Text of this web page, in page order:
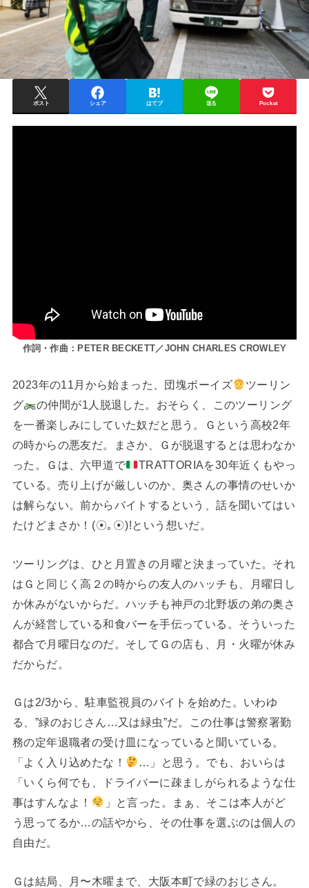
ポスト シェア はてブ 送る Pocket
作詞・作曲：PETER BECKETT／JOHN CHARLES CROWLEY
2023年の11月から始まった、団塊ボーイズ
ツーリン
グ
の仲間が1人脱退した。おそらく、このツーリング
を一番楽しみにしていた奴だと思う。Ｇという高校2年
の時からの悪友だ。まさか、Ｇが脱退するとは思わなか
った。Ｇは、六甲道で
TRATTORIAを30年近くもやっ
ている。売り上げが厳しいのか、奥さんの事情のせいか
は解らない。前からバイトするという、話を聞いてはい
たけどまさか！(⁠☉⁠｡⁠☉⁠)⁠!という想いだ。
ツーリングは、ひと月置きの月曜と決まっていた。それ
はＧと同じく高２の時からの友人のハッチも、月曜日し
か休みがないからだ。ハッチも神戸の北野坂の弟の奥さ
んが経営している和食バーを手伝っている。そういった
都合で月曜日なのだ。そしてＧの店も、月・火曜が休み
だからだ。
Ｇは2/3から、駐車監視員のバイトを始めた。いわゆ
る、”緑のおじさん…又は緑虫”だ。この仕事は警察署勤
務の定年退職者の受け皿になっていると聞いている。
「よく入り込めたな！
…」と思う。でも、おいらは
「いくら何でも、ドライバーに疎ましがられるような仕
事はすんなよ！
」と言った。まぁ、そこは本人がど
う思ってるか…の話やから、その仕事を選ぶのは個人の
自由だ。
Ｇは結局、月〜木曜まで、大阪本町で緑のおじさん。